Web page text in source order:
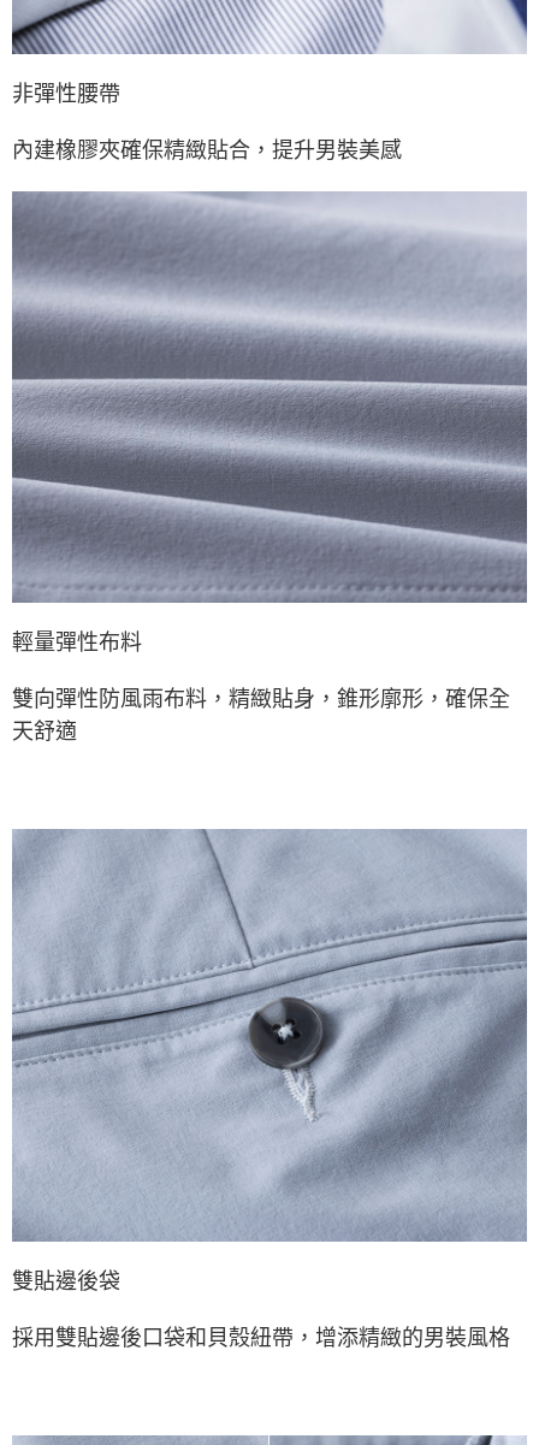
非彈性腰帶
內建橡膠夾確保精緻貼合，提升男裝美感
輕量彈性布料
雙向彈性防風雨布料，精緻貼身，錐形廓形，確保全
天舒適
雙貼邊後袋
採用雙貼邊後口袋和貝殼紐帶，增添精緻的男裝風格